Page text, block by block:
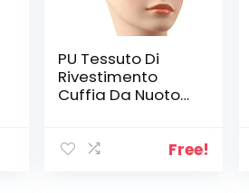
PU Tessuto Di
Rivestimento
Cuffia Da Nuoto
Solido ProtezioneFree!